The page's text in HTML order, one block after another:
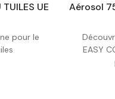
UE
pour le
EASY